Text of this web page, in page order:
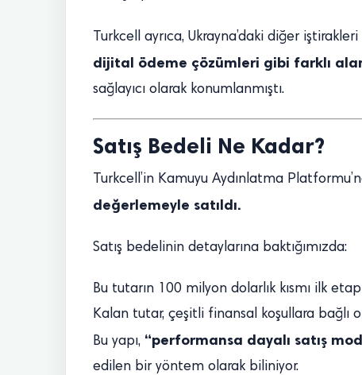
Turkcell ayrıca, Ukrayna’daki diğer
dijital ödeme çözümleri gibi farklı
sağlayıcı olarak konumlanmıştı.
Satış Bedeli Ne Kadar?
Turkcell’in Kamuyu Aydınlatma
değerlemeyle satıldı.
Satış bedelinin detaylarına baktığımızda:
Bu tutarın 100 milyon dolarlık kısmı ilk
Kalan tutar, çeşitli finansal koşullara bağlı
Bu yapı, “performansa dayalı satış
edilen bir yöntem olarak biliniyor.